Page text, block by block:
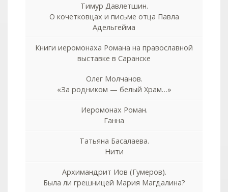
Тимур Давлетшин.
О кочетковцах и письме отца Павла
Адельгейма
Книги иеромонаха Романа на православной
выставке в Саранске
Олег Молчанов.
«За родником — белый Храм…»
Иеромонах Роман.
Ганна
Татьяна Басалаева.
Нити
Архимандрит Иов (Гумеров).
Была ли грешницей Мария Магдалина?